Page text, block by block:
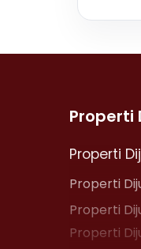
Properti
Properti
Properti
Properti
Properti